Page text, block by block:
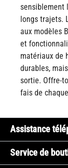
sensiblement
longs trajets.
aux modèles
et
matériaux de
durables,
sortie. Offre-
fais de
Assistance
Service de